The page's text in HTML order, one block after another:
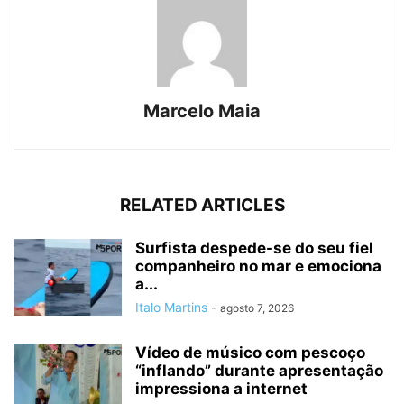
Marcelo Maia
RELATED ARTICLES
Surfista despede-se do seu fiel
companheiro no mar e emociona
a...
Italo Martins - agosto 7, 2026
Vídeo de músico com pescoço
“inflando” durante apresentação
impressiona a internet